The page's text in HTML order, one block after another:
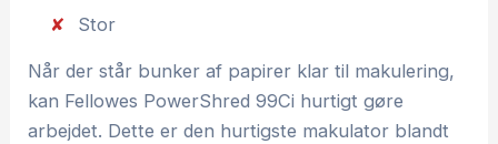
Stor
Når der står bunker af papirer klar til makulering,
kan Fellowes PowerShred 99Ci hurtigt gøre
arbejdet. Dette er den hurtigste makulator blandt